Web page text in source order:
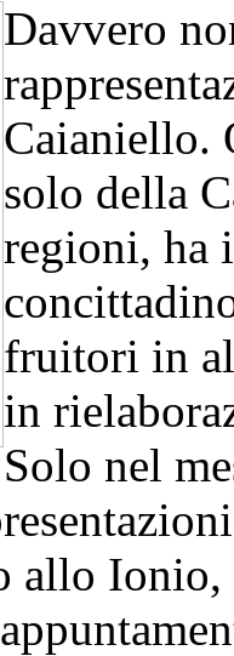
Davvero
Caianiello.
solo della
regioni, ha
fruitori in
in
Solo nel
allo